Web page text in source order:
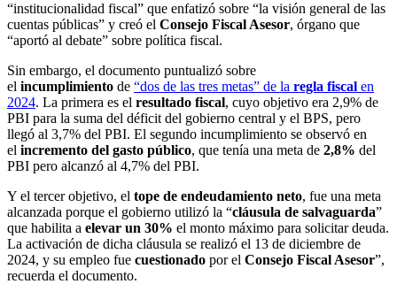
“institucionalidad fiscal” que enfatizó sobre “la visión general de las
cuentas públicas” y creó el Consejo Fiscal Asesor, órgano que
“aportó al debate” sobre política fiscal.
Sin embargo, el documento puntualizó sobre
el incumplimiento de “dos de las tres metas” de la regla fiscal en
2024. La primera es el resultado fiscal, cuyo objetivo era 2,9% de
PBI para la suma del déficit del gobierno central y el BPS, pero
llegó al 3,7% del PBI. El segundo incumplimiento se observó en
el incremento del gasto público, que tenía una meta de 2,8% del
PBI pero alcanzó al 4,7% del PBI.
Y el tercer objetivo, el tope de endeudamiento neto, fue una meta
alcanzada porque el gobierno utilizó la “cláusula de salvaguarda”
que habilita a elevar un 30% el monto máximo para solicitar deuda.
La activación de dicha cláusula se realizó el 13 de diciembre de
2024, y su empleo fue cuestionado por el Consejo Fiscal Asesor”,
recuerda el documento.